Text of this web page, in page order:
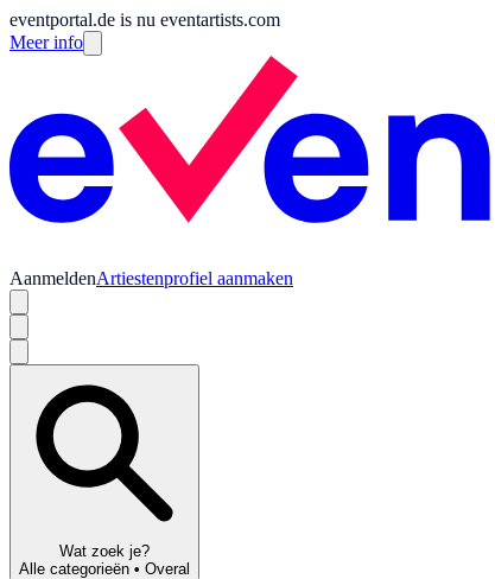
eventportal.de is nu eventartists.com
Meer info
AanmeldenArtiestenprofiel aanmaken
Wat zoek je?
Alle categorieën • Overal